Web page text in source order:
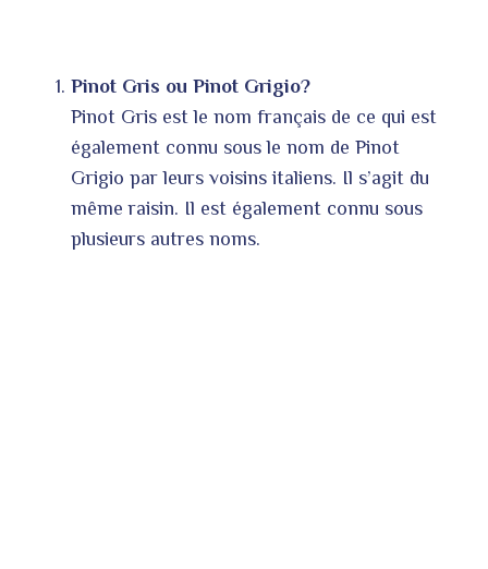
Pinot Gris ou Pinot Grigio?
Pinot Gris est le nom français de ce qui est
également connu sous le nom de Pinot
Grigio par leurs voisins italiens. Il s’agit du
même raisin. Il est également connu sous
plusieurs autres noms.